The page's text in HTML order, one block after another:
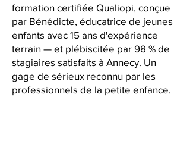
formation certifiée Qualiopi, conçue
par Bénédicte, éducatrice de jeunes
enfants avec 15 ans d'expérience
terrain — et plébiscitée par 98 % de
stagiaires satisfaits à Annecy. Un
gage de sérieux reconnu par les
professionnels de la petite enfance.